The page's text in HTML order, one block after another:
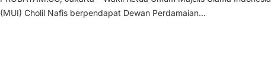
(MUI) Cholil Nafis berpendapat Dewan Perdamaian...